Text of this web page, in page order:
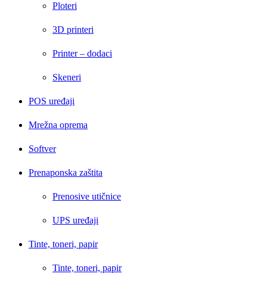
Ploteri
3D printeri
Printer – dodaci
Skeneri
POS uređaji
Mrežna oprema
Softver
Prenaponska zaštita
Prenosive utičnice
UPS uređaji
Tinte, toneri, papir
Tinte, toneri, papir